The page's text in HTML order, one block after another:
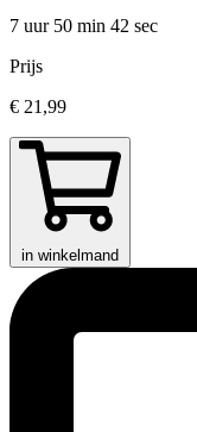
7 uur 50 min 42 sec
Prijs
€ 21,99
in winkelmand